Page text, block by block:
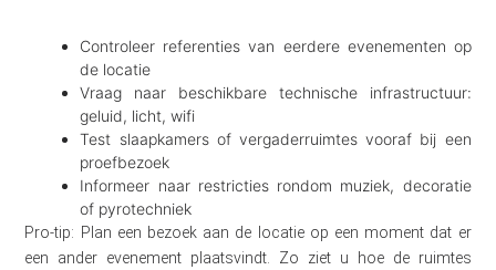
Controleer referenties van eerdere evenementen op
de locatie
Vraag naar beschikbare technische infrastructuur:
geluid, licht, wifi
Test slaapkamers of vergaderruimtes vooraf bij een
proefbezoek
Informeer naar restricties rondom muziek, decoratie
of pyrotechniek
Pro-tip: Plan een bezoek aan de locatie op een moment dat er
een ander evenement plaatsvindt. Zo ziet u hoe de ruimtes